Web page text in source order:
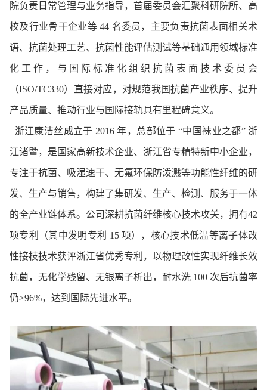
院负责日常管理与业务指导，首届委员会汇聚科研院所、高
校及行业骨干企业等 44 名委员，主要负责抗菌表面相关术
语、抗菌处理工艺、抗菌性能评估测试等基础通用领域标准
化工作，与国际标准化组织抗菌表面技术委员会
（ISO/TC330）直接对应，对规范我国抗菌产业秩序、提升
产品质量、推动行业与国际接轨具有里程碑意义。
浙江康洁丝成立于 2016 年，总部位于 “中国袜业之都” 浙
江诸暨，是国家高新技术企业、浙江省专精特新中小企业，
专注于抗菌、吸湿速干、无氟环保防泼溅等功能性纤维的研
发、生产与销售，构建了集研发、生产、检测、服务于一体
的全产业链体系。公司深耕抗菌纤维核心技术攻关，拥有42
项专利（其中发明专利 15 项），核心技术低温等离子体改
性接枝技术获评浙江省优秀专利，以物理改性实现纤维长效
抗菌，无化学残留、无银离子析出，耐水洗 100 次后抗菌率
仍≥96%，达到国际先进水平。